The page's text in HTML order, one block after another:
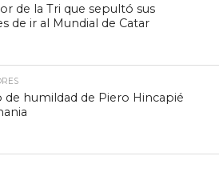
de la Tri que sepultó sus
de ir al Mundial de Catar
de humildad de Piero Hincapié